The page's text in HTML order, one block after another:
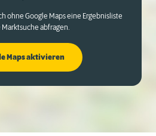
ohne Google Maps eine Ergebnisliste
abfragen.
Maps aktivieren